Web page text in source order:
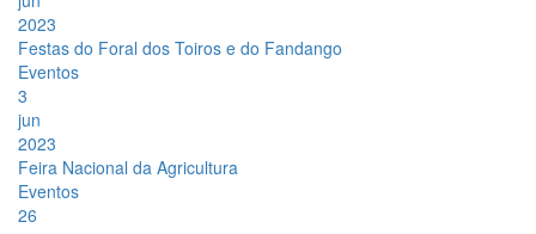
2023
Festas do Foral dos Toiros e do Fandango
Eventos
3
jun
2023
Feira Nacional da Agricultura
Eventos
26